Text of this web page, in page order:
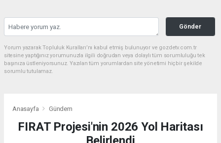
Gönder
Yorum yazarak Topluluk Kuralları’nı kabul etmiş bulunuyor ve gozdetv.com.tr
sitesine yaptığınız yorumunuzla ilgili doğrudan veya dolaylı tüm sorumluluğu tek
başınıza üstleniyorsunuz. Yazılan tüm yorumlardan site yönetimi hiçbir şekilde
sorumlu tutulamaz.
Anasayfa Gündem
FIRAT Projesi'nin 2026 Yol Haritası